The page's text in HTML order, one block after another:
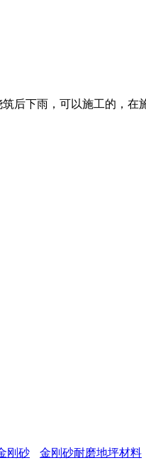
下雨，可以施工的，在
刚砂 金刚砂耐磨地坪材料